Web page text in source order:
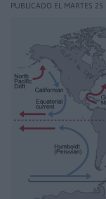
PUBLICADO EL MARTES